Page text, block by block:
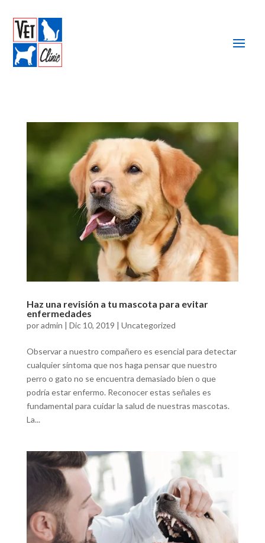
Haz una revisión a tu mascota para evitar
enfermedades
poradmin | Dic 10, 2019 | Uncategorized
Observar a nuestro compañero es esencial para detectar
cualquier síntoma que nos haga pensar que nuestro
perro o gato no se encuentra demasiado bien o que
podría estar enfermo. Reconocer estas señales es
fundamental para cuidar la salud de nuestras mascotas.
La...